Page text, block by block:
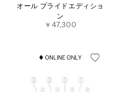
オール プライドエディショ
ン
￥47,300